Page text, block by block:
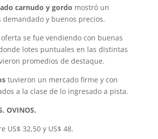
carnudo y gordo mostró un
demandado y buenos precios.
se fue vendiendo con buenas
lotes puntuales en las distintas
promedios de destaque.
tuvieron un mercado firme y con
a la clase de lo ingresado a pista.
OVINOS.
US$ 32,50 y US$ 48.